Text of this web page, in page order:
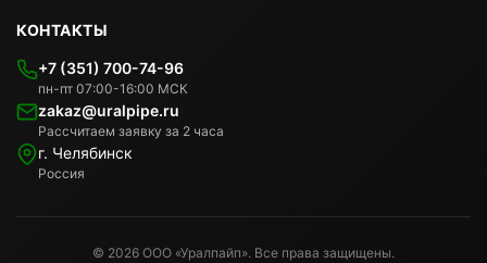
КОНТАКТЫ
+7 (351) 700-74-96
пн-пт 07:00-16:00 МСК
zakaz@uralpipe.ru
Рассчитаем заявку за 2 часа
г. Челябинск
Россия
© 2026 ООО «Уралпайп». Все права защищены.